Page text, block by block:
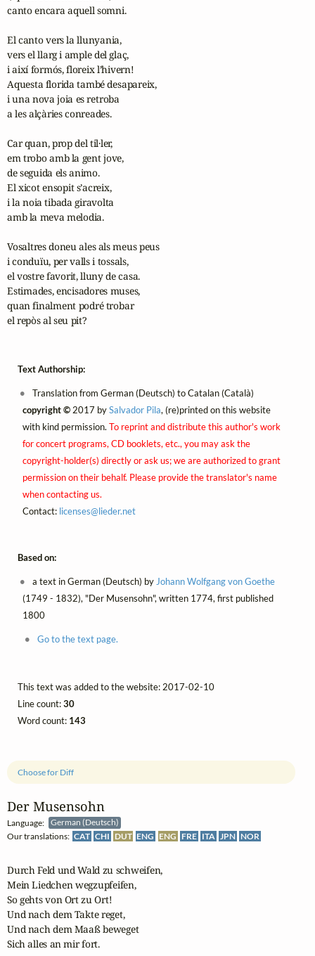
Der Musensohn
Language:
German (Deutsch)
Our translations: CAT CHI DUT ENG ENG FRE ITA JPN NOR
Choose for Diff
Durch Feld und Wald zu schweifen,
Mein Liedchen wegzupfeifen,
So gehts von Ort zu Ort!
Und nach dem Takte reget,
Und nach dem Maaß beweget
Sich alles an mir fort.
canto encara aquell somni.
El canto vers la llunyania,
vers el llarg i ample del glaç,
i així formós, floreix l’hivern!
Aquesta florida també desapareix,
i una nova joia es retroba
a les alçàries conreades.
Car quan, prop del til·ler,
em trobo amb la gent jove,
de seguida els animo.
El xicot ensopit s’acreix,
i la noia tibada giravolta
amb la meva melodia.
Vosaltres doneu ales als meus peus
i conduïu, per valls i tossals,
el vostre favorit, lluny de casa.
Estimades, encisadores muses,
quan finalment podré trobar
el repòs al seu pit?
Text Authorship:
Translation from German (Deutsch) to Catalan (Català)
copyright ©2017 bySalvador Pila, (re)printed on this website
with kind permission. To reprint and distribute this author's work
for concert programs, CD booklets, etc., you may ask the
copyright-holder(s) directly or ask us; we are authorized to grant
permission on their behalf. Please provide the translator's name
when contacting us.
Contact: licenses@lieder.net
Based on:
a text in German (Deutsch) byJohann Wolfgang von Goethe
(1749 - 1832), "Der Musensohn", written 1774, first published
1800
Go to the text page.
This text was added to the website: 2017-02-10
Line count:30
Word count: 143